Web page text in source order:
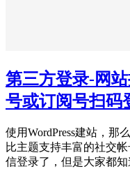
第三方登录-网
号或订阅号扫码
使用WordPress建站，那
比主题支持丰富的社交
信登录了，但是大家都